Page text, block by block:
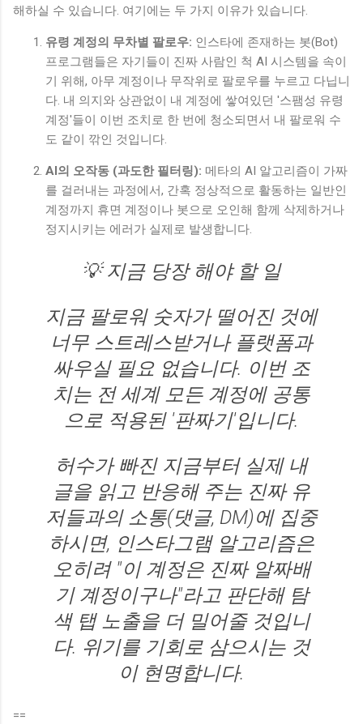
해하실 수 있습니다. 여기에는 두 가지 이유가 있습니다.
유령 계정의 무차별 팔로우: 인스타에 존재하는 봇(Bot)
프로그램들은 자기들이 진짜 사람인 척 AI 시스템을 속이
기 위해, 아무 계정이나 무작위로 팔로우를 누르고 다닙니
다. 내 의지와 상관없이 내 계정에 쌓여있던 '스팸성 유령
계정'들이 이번 조치로 한 번에 청소되면서 내 팔로워 수
도 같이 깎인 것입니다.
AI의 오작동 (과도한 필터링): 메타의 AI 알고리즘이 가짜
를 걸러내는 과정에서, 간혹 정상적으로 활동하는 일반인
계정까지 휴면 계정이나 봇으로 오인해 함께 삭제하거나
정지시키는 에러가 실제로 발생합니다.
💡 지금 당장 해야 할 일
지금 팔로워 숫자가 떨어진 것에
너무 스트레스받거나 플랫폼과
싸우실 필요 없습니다. 이번 조
치는 전 세계 모든 계정에 공통
으로 적용된 '판짜기'입니다.
허수가 빠진 지금부터 실제 내
글을 읽고 반응해 주는 진짜 유
저들과의 소통(댓글, DM)에 집중
하시면, 인스타그램 알고리즘은
오히려 "이 계정은 진짜 알짜배
기 계정이구나"라고 판단해 탐
색 탭 노출을 더 밀어줄 것입니
다. 위기를 기회로 삼으시는 것
이 현명합니다.
==